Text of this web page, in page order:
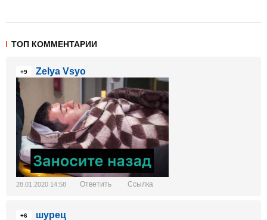
ТОП КОММЕНТАРИИ
+9 Zelya Vsyo
28.01.2020 14:58 Ответить Ссылка
+6
шурец